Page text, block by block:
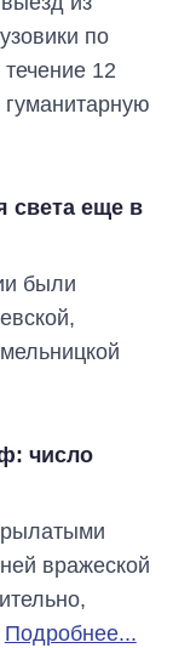
по
12
света еще в
были
число
вражеской
Подробнее...
Экономика ИИ-
OpenAI и Anthropic